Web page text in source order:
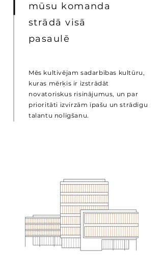
mūsu komanda
strādā visā
pasaulē
Mēs kultivējam sadarbības kultūru,
kuras mērķis ir izstrādāt
novatoriskus risinājumus, un par
prioritāti izvirzām īpašu un strādīgu
talantu nolīgšanu.